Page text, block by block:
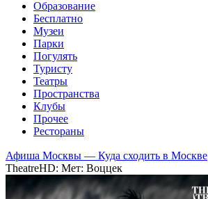
Образование
Бесплатно
Музеи
Парки
Погулять
Туристу
Театры
Пространства
Клубы
Прочее
Рестораны
Афиша Москвы — Куда сходить в Москве
TheatreHD: Мет: Воццек